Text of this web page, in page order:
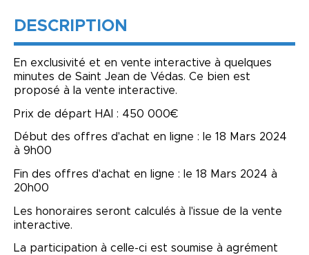
DESCRIPTION
En exclusivité et en vente interactive à quelques
minutes de Saint Jean de Védas. Ce bien est
proposé à la vente interactive.
Prix de départ HAI : 450 000€
Début des offres d'achat en ligne : le 18 Mars 2024
à 9h00
Fin des offres d'achat en ligne : le 18 Mars 2024 à
20h00
Les honoraires seront calculés à l'issue de la vente
interactive.
La participation à celle-ci est soumise à agrément